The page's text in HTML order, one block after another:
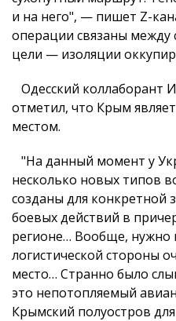
и на него", — пишет Z-
операции связаны
цели — изоляции
Одесский коллаборант
отметил, что Крым
местом.
"На данный момент у
несколько новых типов
созданы для конкретной
боевых действий в
регионе… Вообще, нужно
логистической стороны
место… Странно было
это непотопляемый
Крымский полуостров